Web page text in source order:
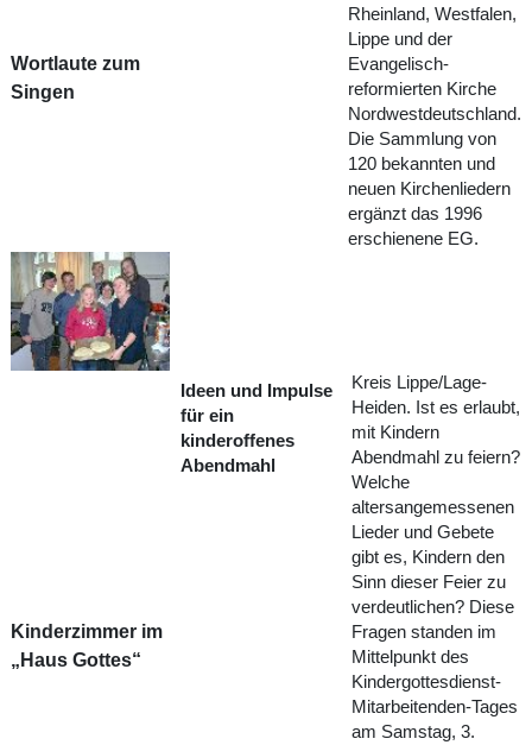
Wortlaute zum
Singen
Rheinland, Westfalen,
Lippe und der
Evangelisch-
reformierten Kirche
Nordwestdeutschland.
Die Sammlung von
120 bekannten und
neuen Kirchenliedern
ergänzt das 1996
erschienene EG.
Kinderzimmer im
„Haus Gottes“
Ideen und Impulse
für ein
kinderoffenes
Abendmahl
Kreis Lippe/Lage-
Heiden. Ist es erlaubt,
mit Kindern
Abendmahl zu feiern?
Welche
altersangemessenen
Lieder und Gebete
gibt es, Kindern den
Sinn dieser Feier zu
verdeutlichen? Diese
Fragen standen im
Mittelpunkt des
Kindergottesdienst-
Mitarbeitenden-Tages
am Samstag, 3.